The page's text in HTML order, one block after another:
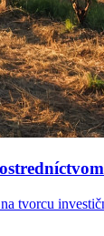
tvorcu